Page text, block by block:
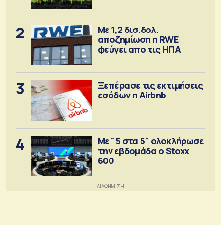
2
Με 1,2 δισ.δολ.
αποζημίωση η RWE
φεύγει απο τις ΗΠΑ
3
Ξεπέρασε τις εκτιμήσεις
εσόδων η Airbnb
4
Με "5 στα 5" ολοκλήρωσε
την εβδομάδα ο Stoxx
600